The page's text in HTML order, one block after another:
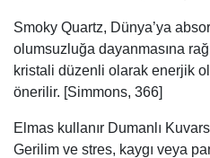
Smoky Quartz, Dünya’ya
olumsuzluğa dayanmasına
kristali düzenli olarak enerjik
önerilir. [Simmons, 366]
Elmas kullanır Dumanlı
Gerilim ve stres, kaygı veya